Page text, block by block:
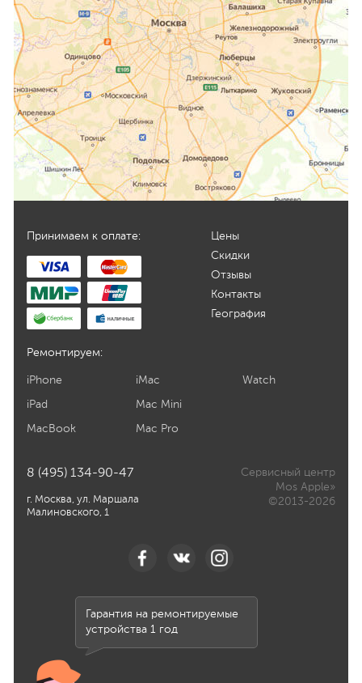
Принимаем к оплате:
Цены
Скидки
Отзывы
Контакты
География
Ремонтируем:
iPhone
iPad
MacBook
iMac
Mac Mini
Mac Pro
Watch
8 (495) 134-90-47
г. Москва, ул. Маршала
Малиновского, 1
Сервисный центр
Mos Apple»
©2013-2026
Гарантия на ремонтируемые
устройства 1 год